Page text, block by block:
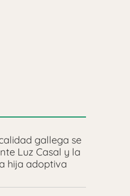
gallega se
Luz Casal y la
hija adoptiva